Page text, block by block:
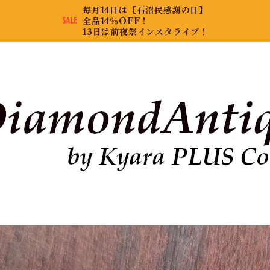
毎月14日は【石沼民感謝の日】
全品14％OFF！
13日は前夜祭インスタライブ！